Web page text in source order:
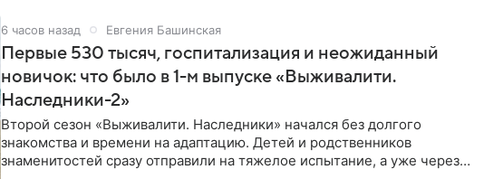
6 часов назад Евгения Башинская
Первые 530 тысяч, госпитализация и неожиданный
новичок: что было в 1-м выпуске «Выживалити.
Наследники-2»
Второй сезон «Выживалити. Наследники» начался без долгого
знакомства и времени на адаптацию. Детей и родственников
знаменитостей сразу отправили на тяжелое испытание, а уже через